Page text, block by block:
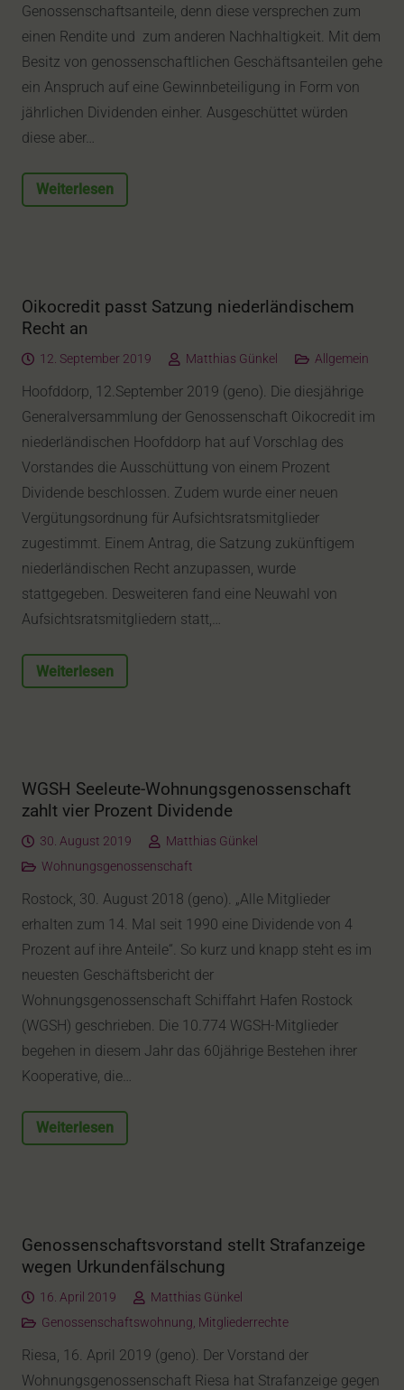
Genossenschaftsanteile, denn diese versprechen zum
einen Rendite und zum anderen Nachhaltigkeit. Mit dem
Besitz von genossenschaftlichen Geschäftsanteilen gehe
ein Anspruch auf eine Gewinnbeteiligung in Form von
jährlichen Dividenden einher. Ausgeschüttet würden
diese aber…
Weiterlesen
Oikocredit passt Satzung niederländischem
Recht an
12. September 2019 Matthias Günkel Allgemein
Hoofddorp, 12.September 2019 (geno). Die diesjährige
Generalversammlung der Genossenschaft Oikocredit im
niederländischen Hoofddorp hat auf Vorschlag des
Vorstandes die Ausschüttung von einem Prozent
Dividende beschlossen. Zudem wurde einer neuen
Vergütungsordnung für Aufsichtsratsmitglieder
zugestimmt. Einem Antrag, die Satzung zukünftigem
niederländischen Recht anzupassen, wurde
stattgegeben. Desweiteren fand eine Neuwahl von
Aufsichtsratsmitgliedern statt,…
Weiterlesen
WGSH Seeleute-Wohnungsgenossenschaft
zahlt vier Prozent Dividende
30. August 2019
Matthias Günkel
Wohnungsgenossenschaft
Rostock, 30. August 2018 (geno). „Alle Mitglieder
erhalten zum 14. Mal seit 1990 eine Dividende von 4
Prozent auf ihre Anteile“. So kurz und knapp steht es im
neuesten Geschäftsbericht der
Wohnungsgenossenschaft Schiffahrt Hafen Rostock
(WGSH) geschrieben. Die 10.774 WGSH-Mitglieder
begehen in diesem Jahr das 60jährige Bestehen ihrer
Kooperative, die…
Weiterlesen
Genossenschaftsvorstand stellt Strafanzeige
wegen Urkundenfälschung
16. April 2019
Matthias Günkel
Genossenschaftswohnung, Mitgliederrechte
Riesa, 16. April 2019 (geno). Der Vorstand der
Wohnungsgenossenschaft Riesa hat Strafanzeige gegen